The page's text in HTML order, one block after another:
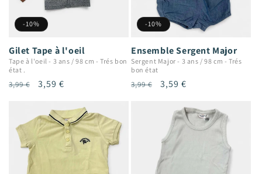
-10%
Gilet Tape à l'oeil
Tape à l'oeil - 3 ans / 98 cm -Trés bon
état .
Prix
3,99 €
Prix
3,59 €
-10%
Ensemble Sergent Major
Sergent Major - 3 ans / 98 cm -Trés
bon état
Prix
3,99 €
Prix
3,59 €